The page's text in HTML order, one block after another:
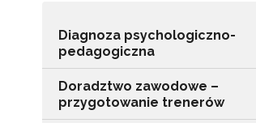
Diagnoza psychologiczno-
pedagogiczna
Doradztwo zawodowe –
przygotowanie trenerów